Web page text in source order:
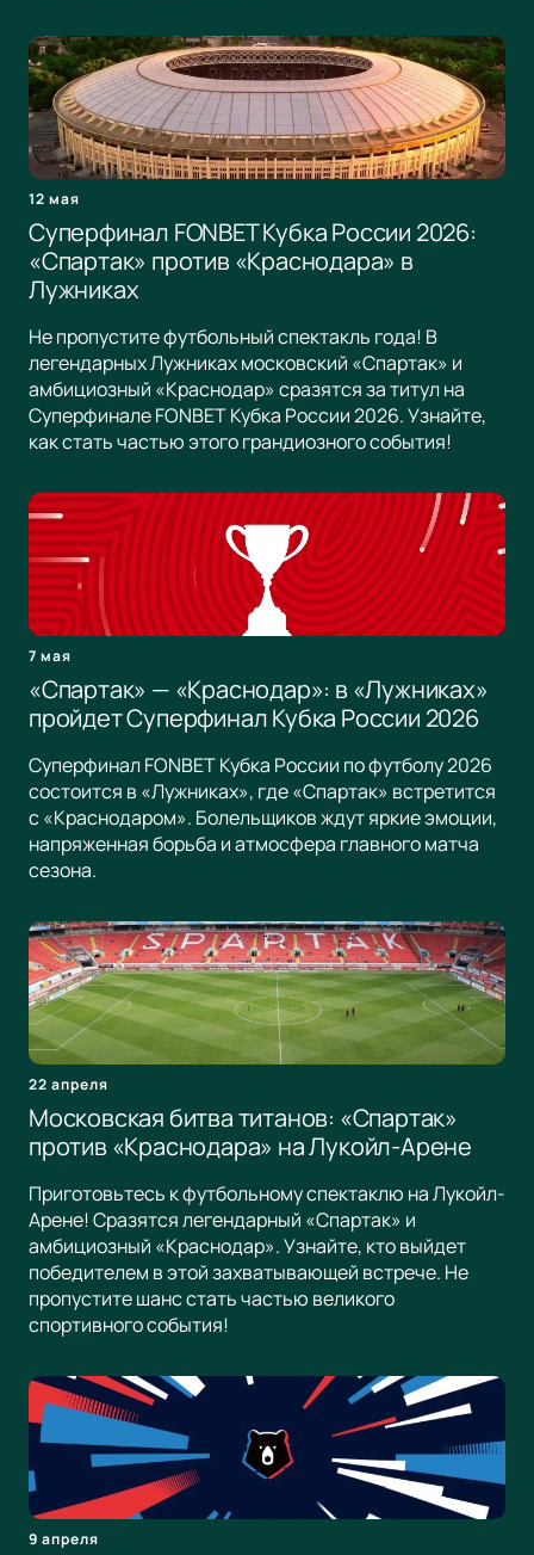
12 мая
Суперфинал FONBET Кубка России 2026:
«Спартак» против «Краснодара» в
Лужниках
Не пропустите футбольный спектакль года! В
легендарных Лужниках московский «Спартак» и
амбициозный «Краснодар» сразятся за титул на
Суперфинале FONBET Кубка России 2026. Узнайте,
как стать частью этого грандиозного события!
7 мая
«Спартак» — «Краснодар»: в «Лужниках»
пройдет Суперфинал Кубка России 2026
Суперфинал FONBET Кубка России по футболу 2026
состоится в «Лужниках», где «Спартак» встретится
с «Краснодаром». Болельщиков ждут яркие эмоции,
напряженная борьба и атмосфера главного матча
сезона.
22 апреля
Московская битва титанов: «Спартак»
против «Краснодара» на Лукойл-Арене
Приготовьтесь к футбольному спектаклю на Лукойл-
Арене! Сразятся легендарный «Спартак» и
амбициозный «Краснодар». Узнайте, кто выйдет
победителем в этой захватывающей встрече. Не
пропустите шанс стать частью великого
спортивного события!
9 апреля